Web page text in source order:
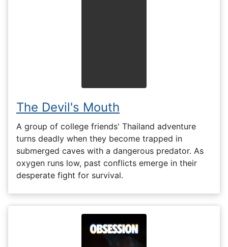
The Devil's Mouth
A group of college friends' Thailand adventure
turns deadly when they become trapped in
submerged caves with a dangerous predator. As
oxygen runs low, past conflicts emerge in their
desperate fight for survival.